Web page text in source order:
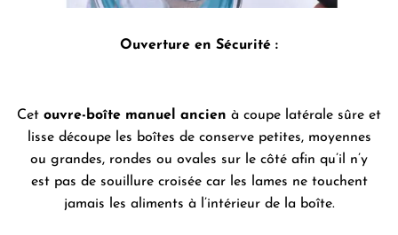
Ouverture en Sécurité :
Cet ouvre-boîte manuel ancien à coupe latérale sûre et
lisse découpe les boîtes de conserve petites, moyennes
ou grandes, rondes ou ovales sur le côté afin qu’il n’y
est pas de souillure croisée car les lames ne touchent
jamais les aliments à l’intérieur de la boîte.